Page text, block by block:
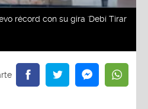
récord con su gira 'Debí Tirar